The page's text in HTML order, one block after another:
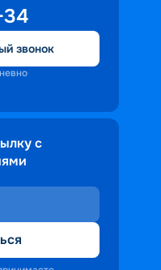
34
звонок
с